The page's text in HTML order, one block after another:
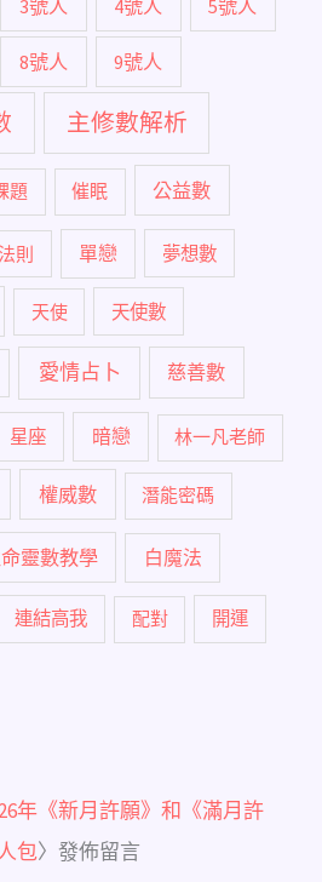
3號人 4號人 5號人
8號人 9號人
主修數解析
題 催眠 公益數
則 單戀 夢想數
天使 天使數
愛情占卜 慈善數
星座 暗戀 林一凡老師
權威數 潛能密碼
靈數教學 白魔法
連結高我 配對 開運
年《新月許願》和《滿月許
包〉發佈留言